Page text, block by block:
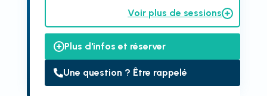
Voir plus de sessions
Plus d'infos et réserver
Une question ? Être rappelé